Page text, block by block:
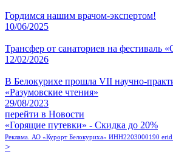
Гордимся нашим врачом-экспертом!
10/06/2025
Трансфер от санаториев на фестиваль
12/02/2026
В Белокурихе прошла VII научно-
«Разумовские чтения»
29/08/2023
перейти в Новости
«Горящие путевки» - Скидка до 20%
Реклама. АО «Курорт Белокуриха» ИНН2203000190
>